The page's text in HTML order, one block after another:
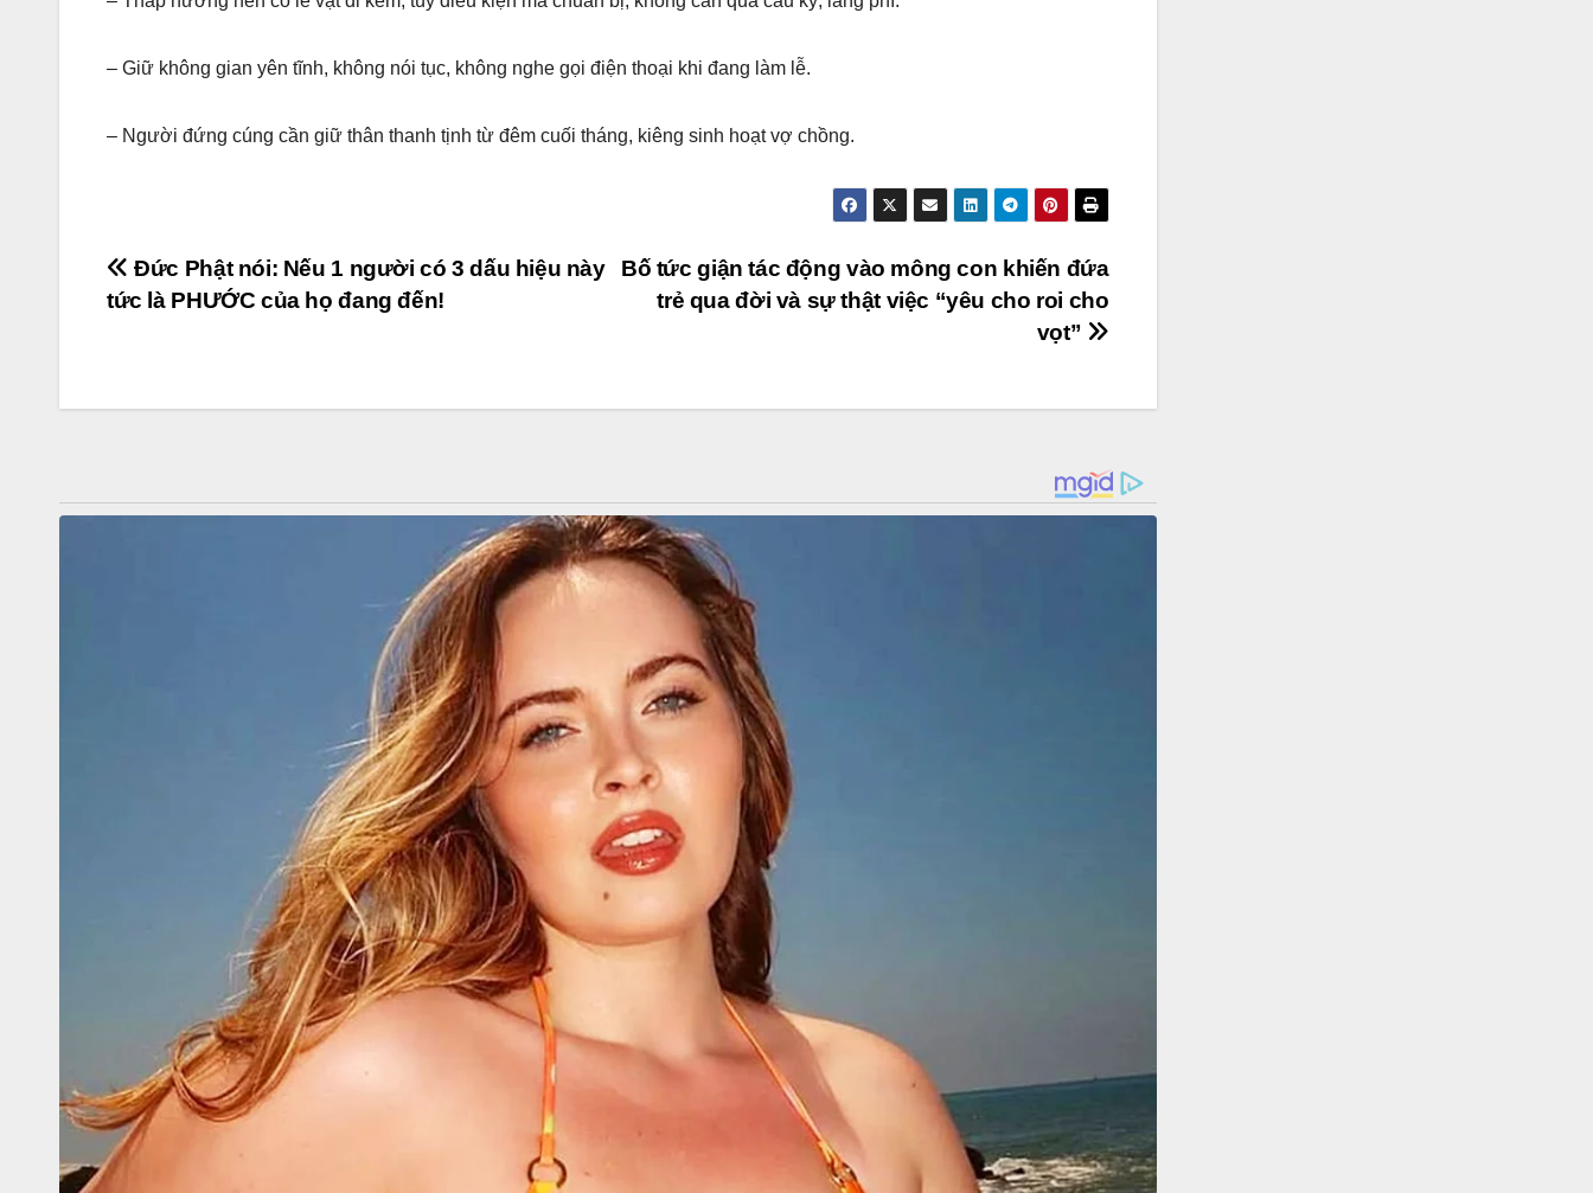
– Giữ không gian yên tĩnh, không nói tục, không nghe gọi điện thoại khi đang làm lễ.
– Người đứng cúng cần giữ thân thanh tịnh từ đêm cuối tháng, kiêng sinh hoạt vợ chồng.
Post
Bố tức giận tác động vào mông con khiến đứa
trẻ qua đời và sự thật việc “yêu cho roi cho
vọt”
Đức Phật nói: Nếu 1 người có 3 dấu hiệu này
tức là PHƯỚC của họ đang đến!